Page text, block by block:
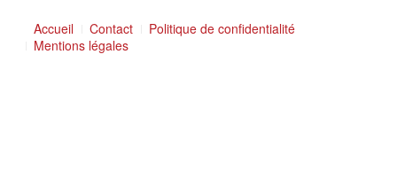
Accueil Contact
Politique de confidentialité
Mentions légales